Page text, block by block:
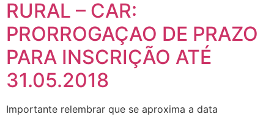
RURAL – CAR:
PRORROGAÇAO DE PRAZO
PARA INSCRIÇÃO ATÉ
31.05.2018
Importante relembrar que se aproxima a data